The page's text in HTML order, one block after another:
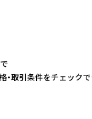
・取引条件をチェックで